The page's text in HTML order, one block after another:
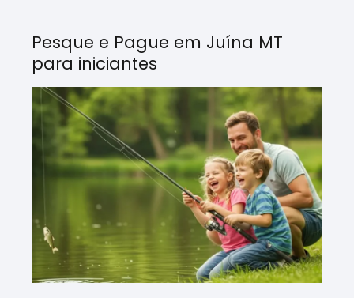
Pesque e Pague em Juína MT
para iniciantes